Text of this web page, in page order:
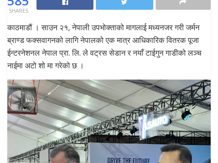
SHARES
काठमाडौं । साउन २१, नेपाली उपभोक्ताको मागलाई मध्यनजर गरी जर्मन
ब्राण्ड फक्सवागनको लागि नेपालको एक मात्र आधिकारिक वितरक पूजा
ईन्टरनेशनल नेपाल प्रा. लि. ले वट्रस सेडान र नयाँ टाईगुन गाडीको लञ्च
नाईमा अटो शो मा गरेको छ ।